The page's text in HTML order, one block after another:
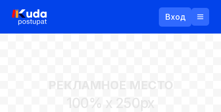
Вход
РЕКЛАМНОЕ МЕСТО
100% x 250px